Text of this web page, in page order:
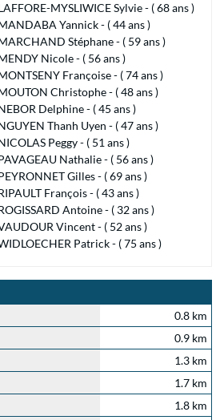
MYSLIWICE Sylvie - ( 68 ans )
Yannick - ( 44 ans )
Stéphane - ( 59 ans )
Nicole - ( 56 ans )
Françoise - ( 74 ans )
Christophe - ( 48 ans )
Delphine - ( 45 ans )
Thanh Uyen - ( 47 ans )
Peggy - ( 51 ans )
Nathalie - ( 56 ans )
Gilles - ( 69 ans )
François - ( 43 ans )
Antoine - ( 32 ans )
Vincent - ( 52 ans )
Patrick - ( 75 ans )
0.8 km
0.9 km
1.3 km
1.7 km
1.8 km